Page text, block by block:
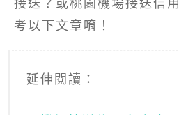
考以下文章唷！
延伸閱讀：